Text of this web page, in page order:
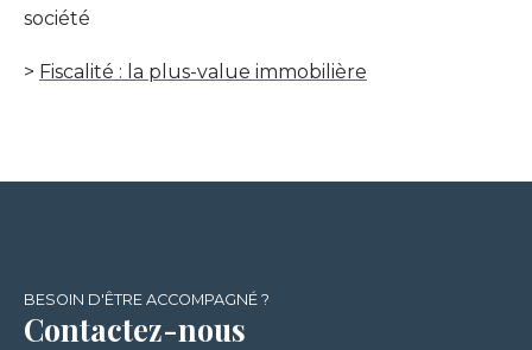
société
> Fiscalité : la plus-value immobilière
BESOIN D'ÊTRE ACCOMPAGNÉ ?
Contactez-nous